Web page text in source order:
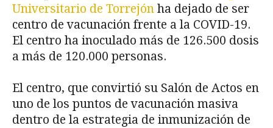
Universitario de Torrejón ha dejado de ser
centro de vacunación frente a la COVID-19.
El centro ha inoculado más de 126.500 dosis
a más de 120.000 personas.
El centro, que convirtió su Salón de Actos en
uno de los puntos de vacunación masiva
dentro de la estrategia de inmunización de